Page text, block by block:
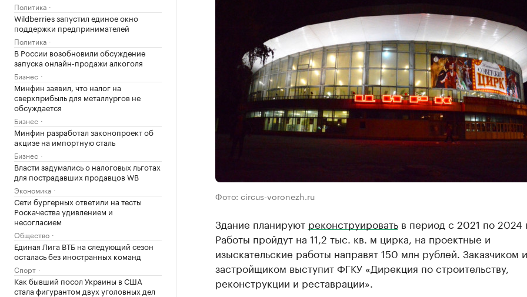
Политика
Wildberries запустил единое окно
поддержки предпринимателей
Политика
В России возобновили обсуждение
запуска онлайн-продажи алкоголя
Бизнес
Минфин заявил, что налог на
сверхприбыль для металлургов не
обсуждается
Бизнес
Минфин разработал законопроект об
акцизе на импортную сталь
Бизнес
Власти задумались о налоговых льготах
для пострадавших продавцов WB
Экономика
Сети бургерных ответили на тесты
Роскачества удивлением и
несогласием
Общество
Единая Лига ВТБ на следующий сезон
осталась без иностранных команд
Спорт
Как бывший посол Украины в США
стала фигурантом двух уголовных дел
Фото: circus-voronezh.ru
Здание планируют реконструироватьв период с 2021 по 2024
Работы пройдут на 11,2 тыс. кв. м цирка, на проектные и
изыскательские работы направят 150 млн рублей. Заказчиком и
застройщиком выступит ФГКУ «Дирекция по строительству,
реконструкции и реставрации».